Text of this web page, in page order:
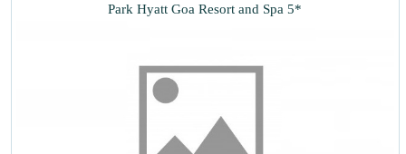
Park Hyatt Goa Resort and Spa 5*